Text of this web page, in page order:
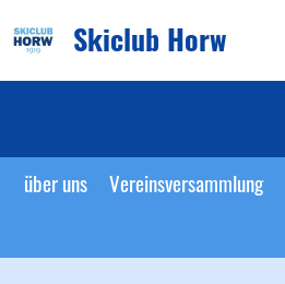
Skiclub Horw
über uns Vereinsversammlung